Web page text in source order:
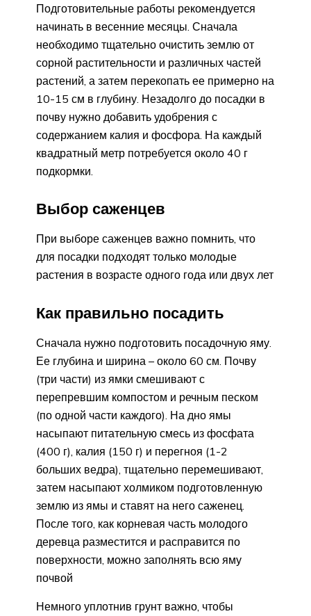
Подготовительные работы рекомендуется
начинать в весенние месяцы. Сначала
необходимо тщательно очистить землю от
сорной растительности и различных частей
растений, а затем перекопать ее примерно на
10-15 см в глубину. Незадолго до посадки в
почву нужно добавить удобрения с
содержанием калия и фосфора. На каждый
квадратный метр потребуется около 40 г
подкормки.
Выбор саженцев
При выборе саженцев важно помнить, что
для посадки подходят только молодые
растения в возрасте одного года или двух лет
Как правильно посадить
Сначала нужно подготовить посадочную яму.
Ее глубина и ширина – около 60 см. Почву
(три части) из ямки смешивают с
перепревшим компостом и речным песком
(по одной части каждого). На дно ямы
насыпают питательную смесь из фосфата
(400 г), калия (150 г) и перегноя (1-2
больших ведра), тщательно перемешивают,
затем насыпают холмиком подготовленную
землю из ямы и ставят на него саженец.
После того, как корневая часть молодого
деревца разместится и расправится по
поверхности, можно заполнять всю яму
почвой
Немного уплотнив грунт важно, чтобы